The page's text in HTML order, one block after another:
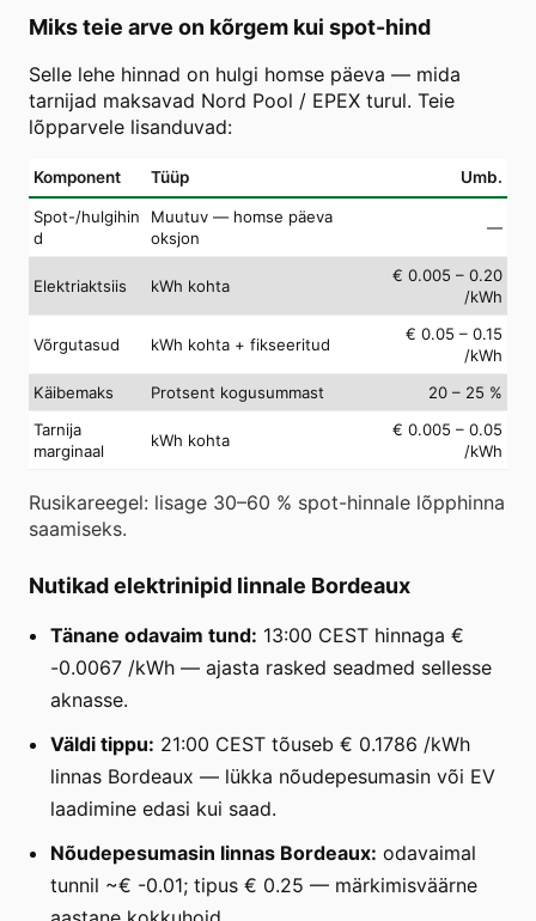
Miks teie arve on kõrgem kui spot-hind
Selle lehe hinnad on hulgi homse päeva — mida
tarnijad maksavad Nord Pool / EPEX turul. Teie
lõpparvele lisanduvad:
Komponent Tüüp Umb.
Spot-/hulgihin
d
Muutuv — homse päeva
oksjon
—
Elektriaktsiis kWh kohta
€ 0.005 – 0.20
/kWh
Võrgutasud kWh kohta + fikseeritud
€ 0.05 – 0.15
/kWh
Käibemaks
Protsent kogusummast
20 – 25 %
Tarnija
marginaal
kWh kohta
€ 0.005 – 0.05
/kWh
Rusikareegel: lisage 30–60 % spot-hinnale lõpphinna
saamiseks.
Nutikad elektrinipid linnale Bordeaux
Tänane odavaim tund: 13:00 CEST hinnaga €
-0.0067 /kWh — ajasta rasked seadmed sellesse
aknasse.
Väldi tippu: 21:00 CEST tõuseb € 0.1786 /kWh
linnas Bordeaux — lükka nõudepesumasin või EV
laadimine edasi kui saad.
Nõudepesumasin linnas Bordeaux: odavaimal
tunnil ~€ -0.01; tipus € 0.25 — märkimisväärne